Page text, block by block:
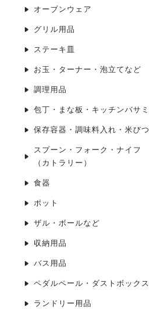
オーブンウェア
グリル用品
ステーキ皿
お玉・ターナー・泡立てなど
調理用品
包丁・まな板・キッチンバサミ
保存容器・調味料入れ・米びつ
スプーン・フォーク・ナイフ
（カトラリー）
食器
ポット
ザル・ボールなど
収納用品
バス用品
ペダルペール・ダストボックス
ランドリー用品